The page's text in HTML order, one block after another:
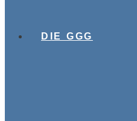
DIE GGG